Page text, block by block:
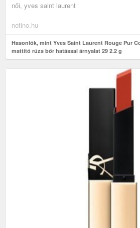
női, yves saint laurent
notino.hu
Hasonlók, mint Yves Saint Laurent Rouge Pur
mattító rúzs bőr hatással árnyalat 29 2.2 g